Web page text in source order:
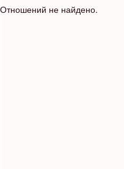
Отношений не найдено.